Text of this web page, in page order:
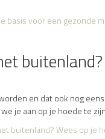
basis voor een gezonde
buitenland?
en dat ook nog
je aan op je hoede te
buitenland? Wees op je